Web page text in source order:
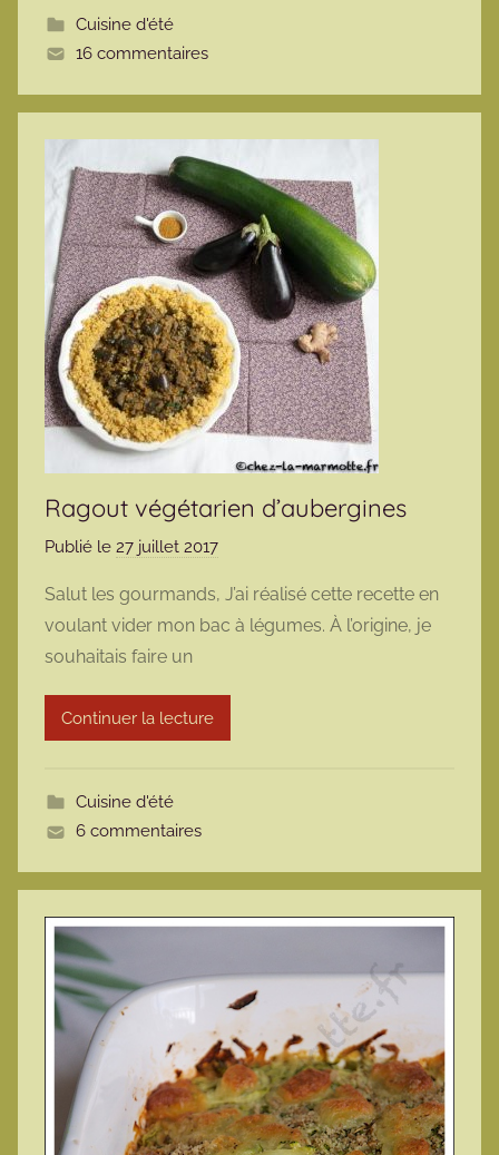
Cuisine d'été
16 commentaires
Ragout végétarien d’aubergines
Publié le 27 juillet 2017
r
m
r
Salut les gourmands, J’ai réalisé cette recette en
voulant vider mon bac à légumes. À l’origine, je
souhaitais faire un
Continuer la lecture
Cuisine d'été
6 commentaires